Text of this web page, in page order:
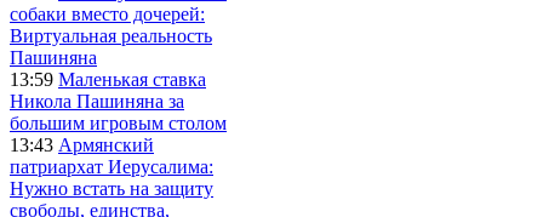
собаки вместо дочерей:
Виртуальная реальность
Пашиняна
13:59 Маленькая ставка
Никола Пашиняна за
большим игровым столом
13:43 Армянский
патриархат Иерусалима:
Нужно встать на защиту
свободы, единства,